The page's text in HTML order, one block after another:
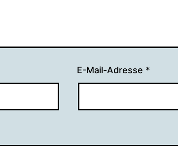
E-Mail-Adresse *